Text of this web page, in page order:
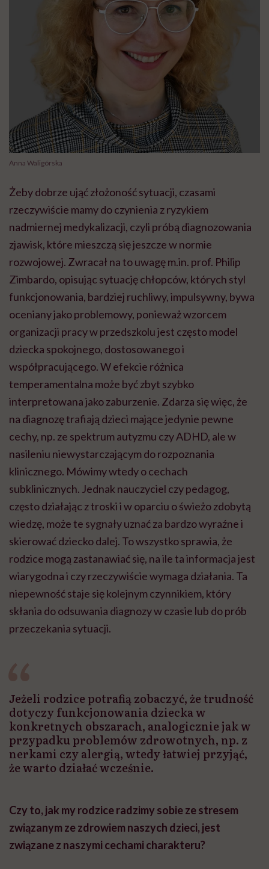
Anna Waligórska
Żeby dobrze ująć złożoność sytuacji, czasami
rzeczywiście mamy do czynienia z ryzykiem
nadmiernej medykalizacji, czyli próbą diagnozowania
zjawisk, które mieszczą się jeszcze w normie
rozwojowej. Zwracał na to uwagę m.in. prof. Philip
Zimbardo, opisując sytuację chłopców, których styl
funkcjonowania, bardziej ruchliwy, impulsywny, bywa
oceniany jako problemowy, ponieważ wzorcem
organizacji pracy w przedszkolu jest często model
dziecka spokojnego, dostosowanego i
współpracującego. W efekcie różnica
temperamentalna może być zbyt szybko
interpretowana jako zaburzenie. Zdarza się więc, że
na diagnozę trafiają dzieci mające jedynie pewne
cechy, np. ze spektrum autyzmu czy ADHD, ale w
nasileniu niewystarczającym do rozpoznania
klinicznego. Mówimy wtedy o cechach
subklinicznych. Jednak nauczyciel czy pedagog,
często działając z troski i w oparciu o świeżo zdobytą
wiedzę, może te sygnały uznać za bardzo wyraźne i
skierować dziecko dalej. To wszystko sprawia, że
rodzice mogą zastanawiać się, na ile ta informacja jest
wiarygodna i czy rzeczywiście wymaga działania. Ta
niepewność staje się kolejnym czynnikiem, który
skłania do odsuwania diagnozy w czasie lub do prób
przeczekania sytuacji.
Jeżeli rodzice potrafią zobaczyć, że trudność
dotyczy funkcjonowania dziecka w
konkretnych obszarach, analogicznie jak w
przypadku problemów zdrowotnych, np. z
nerkami czy alergią, wtedy łatwiej przyjąć,
że warto działać wcześnie.
Czy to, jak my rodzice radzimy sobie ze stresem
związanym ze zdrowiem naszych dzieci, jest
związane z naszymi cechami charakteru?